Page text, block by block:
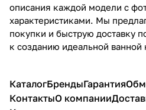
описания каждой модели с
характеристиками. Мы
покупки и быструю доставку
к созданию идеальной
КаталогБрендыГарантия
КонтактыО компании